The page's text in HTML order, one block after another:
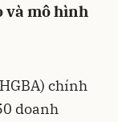
và mô hình
chính
doanh